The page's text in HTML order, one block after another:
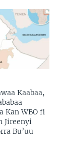
Kaabaa,
Kan WBO fi
Jireenyi
Bu’uu